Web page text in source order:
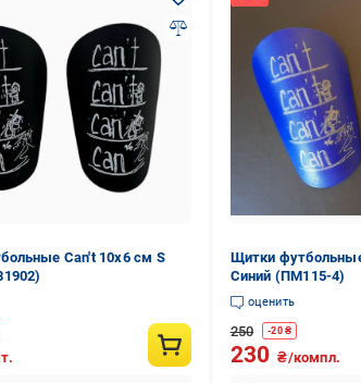
Can't 10х6 см S
Щитки
Синий (ПМ115-4)
оценить
250 -20₴
230 ₴/компл.